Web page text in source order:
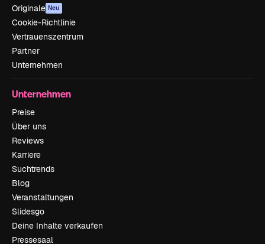
Originale Neu
Cookie-Richtlinie
Vertrauenszentrum
Partner
Unternehmen
Unternehmen
Preise
Über uns
Reviews
Karriere
Suchtrends
Blog
Veranstaltungen
Slidesgo
Deine Inhalte verkaufen
Pressesaal